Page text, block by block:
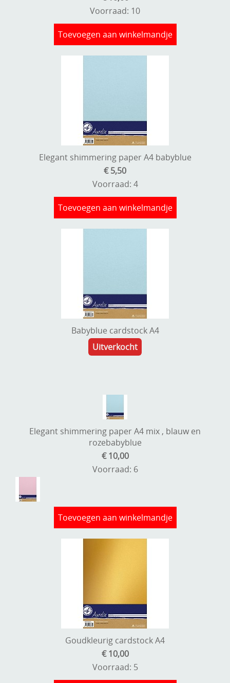
Voorraad: 10
Toevoegen aan winkelmandje
Elegant shimmering paper A4 babyblue
€ 5,50
Voorraad: 4
Toevoegen aan winkelmandje
Babyblue cardstock A4
Uitverkocht
Elegant shimmering paper A4 mix , blauw en
rozebabyblue
€ 10,00
Voorraad: 6
Toevoegen aan winkelmandje
Goudkleurig cardstock A4
€ 10,00
Voorraad: 5